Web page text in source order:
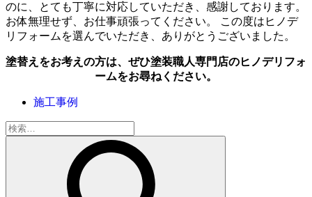
のに、とても丁寧に対応していただき、感謝しております。
お体無理せず、お仕事頑張ってください。 この度はヒノデ
リフォームを選んでいただき、ありがとうございました。
塗替えをお考えの方は、ぜひ塗装職人専門店のヒノデリフォ
ームをお尋ねください。
施工事例
検
索: